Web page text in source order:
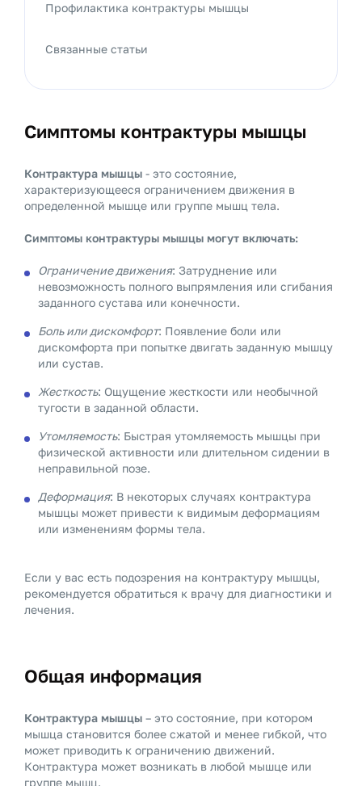
Симптомы контрактуры мышцы
Контрактура мышцы - это состояние,
характеризующееся ограничением движения в
определенной мышце или группе мышц тела.
Симптомы контрактуры мышцы могут включать:
Ограничение движения: Затруднение или
невозможность полного выпрямления или сгибания
заданного сустава или конечности.
Боль или дискомфорт: Появление боли или
дискомфорта при попытке двигать заданную мышцу
или сустав.
Жесткость: Ощущение жесткости или необычной
тугости в заданной области.
Утомляемость: Быстрая утомляемость мышцы при
физической активности или длительном сидении в
неправильной позе.
Деформация: В некоторых случаях контрактура
мышцы может привести к видимым деформациям
или изменениям формы тела.
Если у вас есть подозрения на контрактуру мышцы,
рекомендуется обратиться к врачу для диагностики и
лечения.
Общая информация
Контрактура мышцы – это состояние, при котором
мышца становится более сжатой и менее гибкой, что
может приводить к ограничению движений.
Контрактура может возникать в любой мышце или
группе мышц.
Профилактика контрактуры мышцы
Связанные статьи